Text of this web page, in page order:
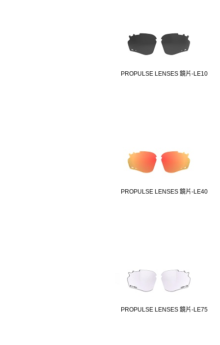
PROPULSE LENSES 鏡片-LE10
PROPULSE LENSES 鏡片-LE40
PROPULSE LENSES 鏡片-LE75